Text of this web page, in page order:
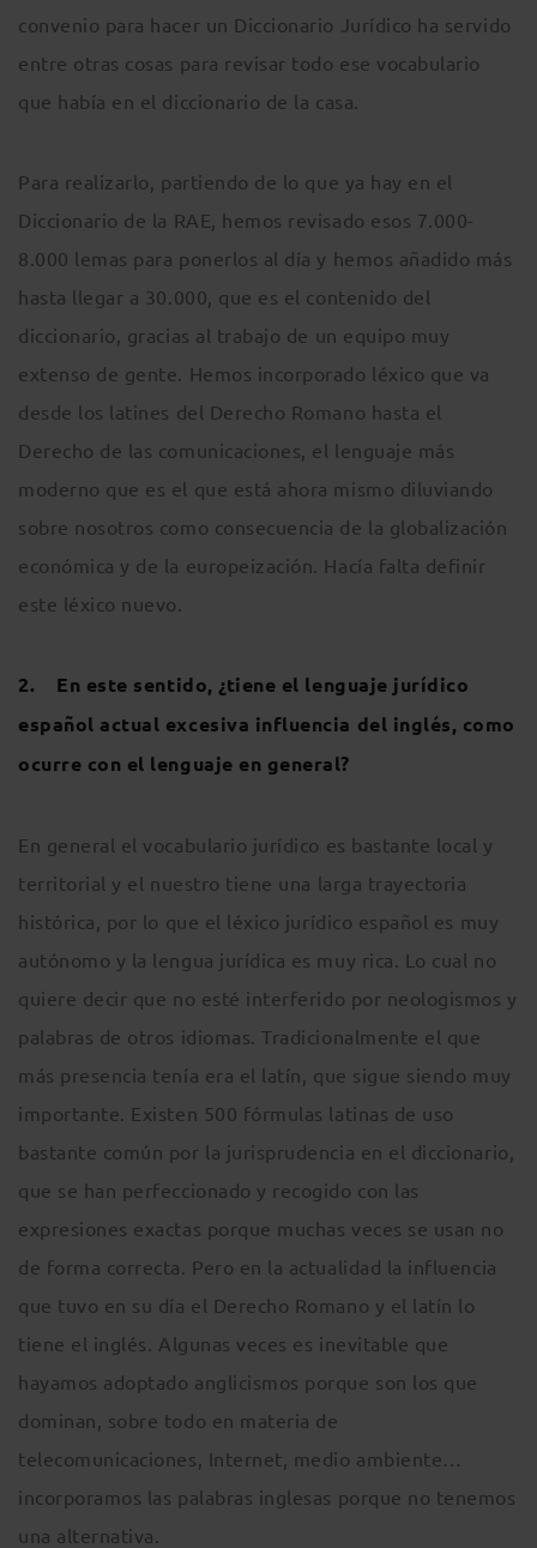
convenio para hacer un Diccionario Jurídico ha servido
entre otras cosas para revisar todo ese vocabulario
que había en el diccionario de la casa.
Para realizarlo, partiendo de lo que ya hay en el
Diccionario de la RAE, hemos revisado esos 7.000-
8.000 lemas para ponerlos al día y hemos añadido más
hasta llegar a 30.000, que es el contenido del
diccionario, gracias al trabajo de un equipo muy
extenso de gente. Hemos incorporado léxico que va
desde los latines del Derecho Romano hasta el
Derecho de las comunicaciones, el lenguaje más
moderno que es el que está ahora mismo diluviando
sobre nosotros como consecuencia de la globalización
económica y de la europeización. Hacía falta definir
este léxico nuevo.
2. En este sentido, ¿tiene el lenguaje jurídico
español actual excesiva influencia del inglés, como
ocurre con el lenguaje en general?
En general el vocabulario jurídico es bastante local y
territorial y el nuestro tiene una larga trayectoria
histórica, por lo que el léxico jurídico español es muy
autónomo y la lengua jurídica es muy rica. Lo cual no
quiere decir que no esté interferido por neologismos y
palabras de otros idiomas. Tradicionalmente el que
más presencia tenía era el latín, que sigue siendo muy
importante. Existen 500 fórmulas latinas de uso
bastante común por la jurisprudencia en el diccionario,
que se han perfeccionado y recogido con las
expresiones exactas porque muchas veces se usan no
de forma correcta. Pero en la actualidad la influencia
que tuvo en su día el Derecho Romano y el latín lo
tiene el inglés. Algunas veces es inevitable que
hayamos adoptado anglicismos porque son los que
dominan, sobre todo en materia de
telecomunicaciones, Internet, medio ambiente…
incorporamos las palabras inglesas porque no tenemos
una alternativa.